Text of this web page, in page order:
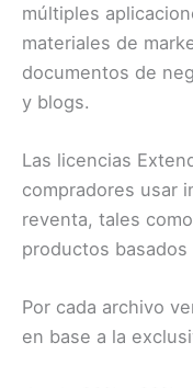
múltiples
materiales de
documentos de
y blogs.
Las licencias
compradores usar
reventa, tales
productos basados
Por cada archivo
en base a la